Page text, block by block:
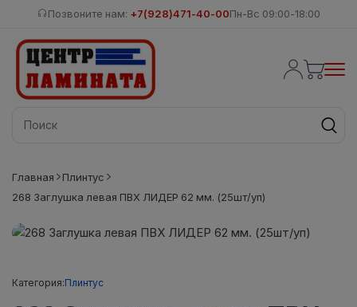
Позвоните нам: +7(928)471-40-00Пн-Вс 09:00-18:00
Главная
Плинтус
268 Заглушка левая ПВХ ЛИДЕР 62 мм. (25шт/уп)
Категория:Плинтус